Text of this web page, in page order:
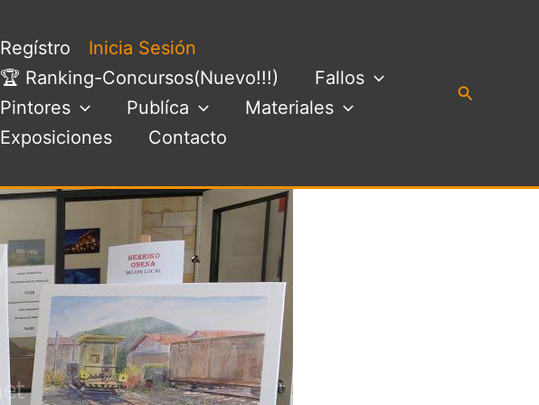
Regístro
Inicia Sesión
🏆 Ranking-Concursos(Nuevo!!!)
Fallos
Pintores
Publíca
Materiales
Exposiciones
Contacto
Buscar